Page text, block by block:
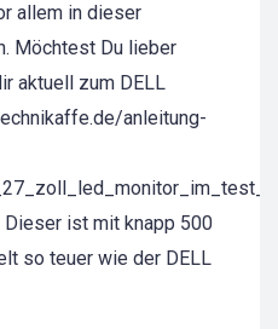
allem in dieser
Möchtest Du lieber
aktuell zum DELL
anleitung-
ist mit knapp 500
so teuer wie der DELL